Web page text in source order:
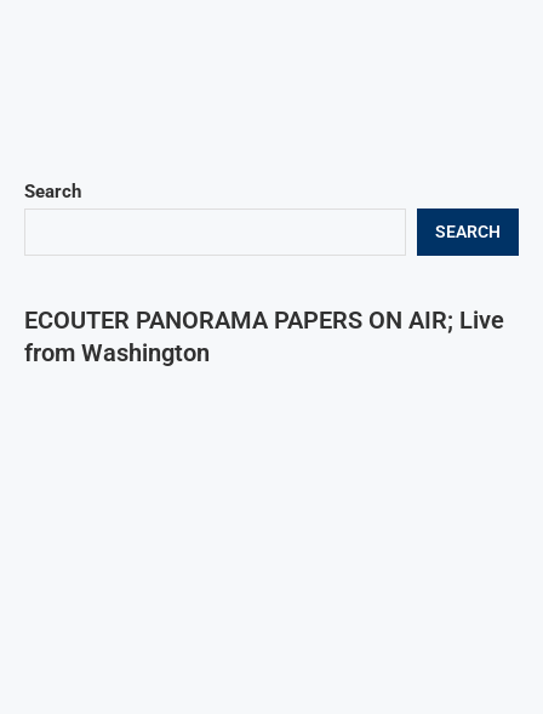
Search
SEARCH
ECOUTER PANORAMA PAPERS ON AIR; Live
from Washington